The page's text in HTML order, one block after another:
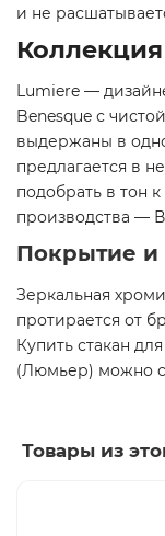
и не
Lumiere —
Benesque с
выдержаны в
предлагается в
подобрать в тон
производства —
Покрытие и
Зеркальная
протирается от
Купить стакан
(Люмьер) можно с
Товары из